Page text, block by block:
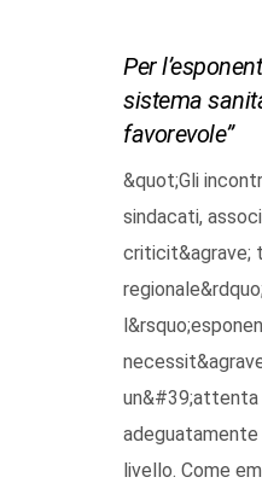
Per
sistema
favorevole”
&quot;Gli
sindacati,
criticit&agrave;
un&#39;attenta
adeguatamente
livello. Come